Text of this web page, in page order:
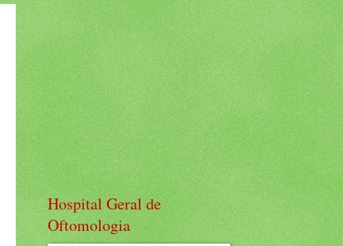
Hospital Geral de
Oftomologia